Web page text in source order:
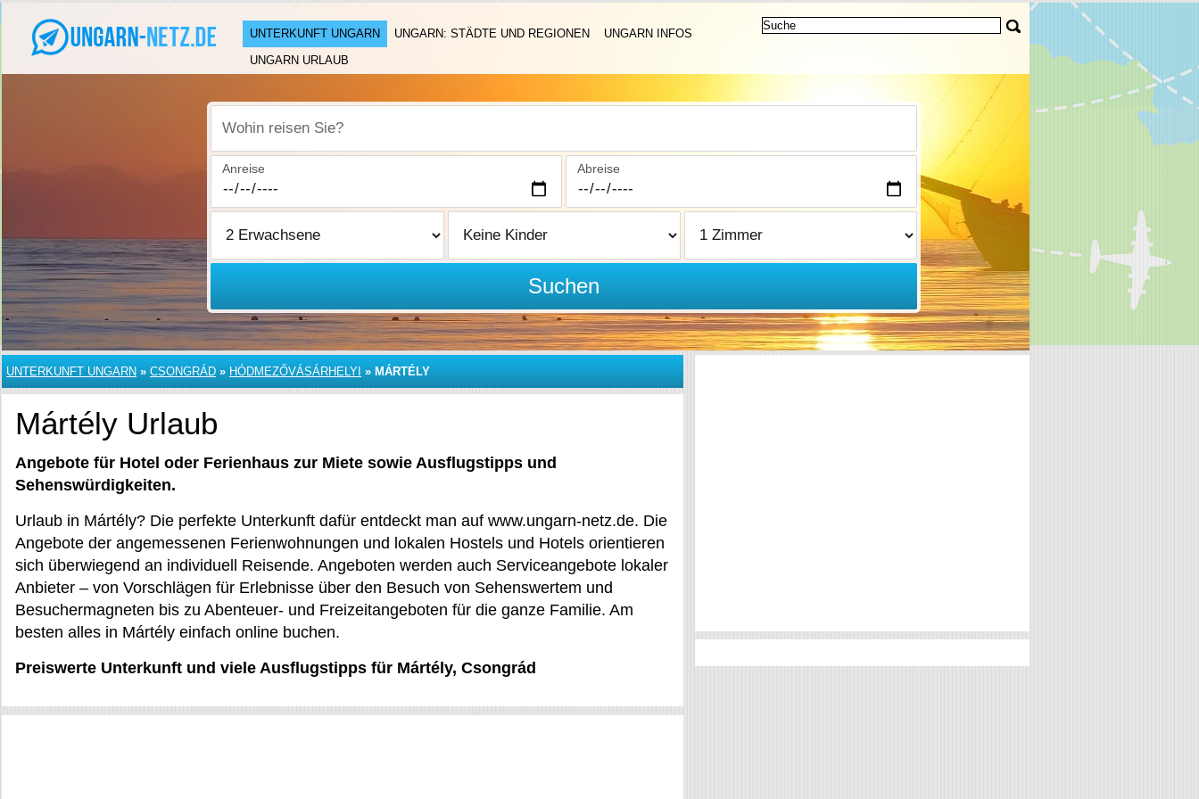
UNTERKUNFT UNGARN UNGARN: STÄDTE UND REGIONEN
UNGARN INFOS
UNGARN URLAUB
Wohin reisen Sie?
Anreise Abreise
Suchen
UNTERKUNFT UNGARN » CSONGRÁD » HÓDMEZŐVÁSÁRHELYI » MÁRTÉLY
Mártély Urlaub
Angebote für Hotel oder Ferienhaus zur Miete sowie Ausflugstipps und
Sehenswürdigkeiten.
Urlaub in Mártély? Die perfekte Unterkunft dafür entdeckt man auf www.ungarn-netz.de. Die
Angebote der angemessenen Ferienwohnungen und lokalen Hostels und Hotels orientieren
sich überwiegend an individuell Reisende. Angeboten werden auch Serviceangebote lokaler
Anbieter – von Vorschlägen für Erlebnisse über den Besuch von Sehenswertem und
Besuchermagneten bis zu Abenteuer- und Freizeitangeboten für die ganze Familie. Am
besten alles in Mártély einfach online buchen.
Preiswerte Unterkunft und viele Ausflugstipps für Mártély, Csongrád